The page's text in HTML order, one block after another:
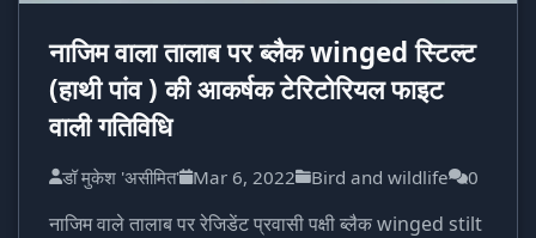
नाजिम वाला तालाब पर ब्लैक winged स्टिल्ट
(हाथी पांव ) की आकर्षक टेरिटोरियल फाइट
वाली गतिविधि
डॉ मुकेश 'असीमित' Mar 6, 2022 Bird and wildlife 0
नाजिम वाले तालाब पर रेजिडेंट प्रवासी पक्षी ब्लैक winged stilt